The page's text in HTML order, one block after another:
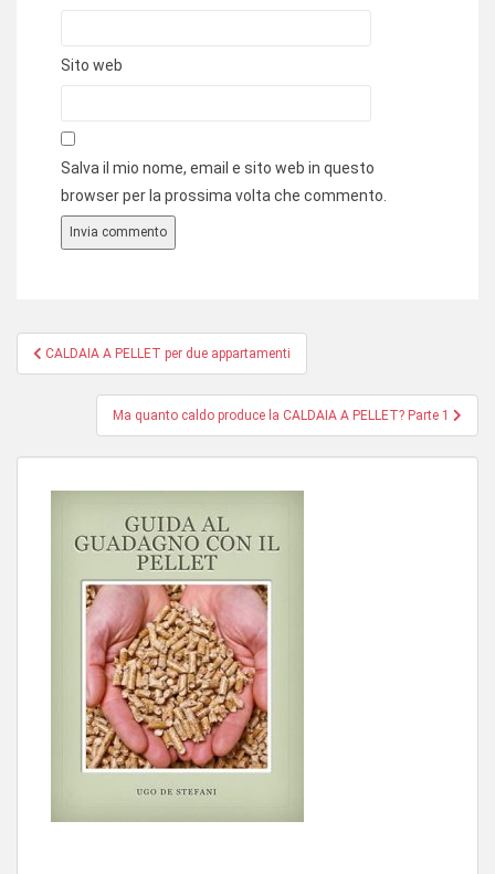
Sito web
Salva il mio nome, email e sito web in questo
browser per la prossima volta che commento.
Navigazione
articoli
CALDAIA A PELLET per due appartamenti
Ma quanto caldo produce la CALDAIA A PELLET? Parte 1